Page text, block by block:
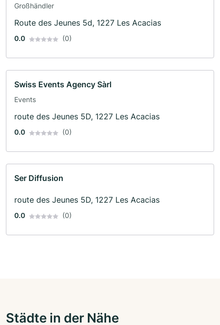
Großhändler
Route des Jeunes 5d, 1227 Les Acacias
0.0 (0)
Swiss Events Agency Sàrl
Events
route des Jeunes 5D, 1227 Les Acacias
0.0 (0)
Ser Diffusion
route des Jeunes 5D, 1227 Les Acacias
0.0 (0)
Städte in der Nähe